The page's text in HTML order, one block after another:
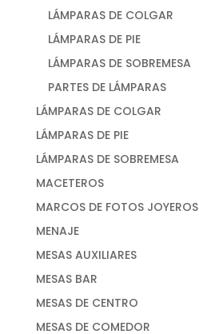
LÁMPARAS DE COLGAR
LÁMPARAS DE PIE
LÁMPARAS DE SOBREMESA
PARTES DE LÁMPARAS
LÁMPARAS DE COLGAR
LÁMPARAS DE PIE
LÁMPARAS DE SOBREMESA
MACETEROS
MARCOS DE FOTOS JOYEROS
MENAJE
MESAS AUXILIARES
MESAS BAR
MESAS DE CENTRO
MESAS DE COMEDOR